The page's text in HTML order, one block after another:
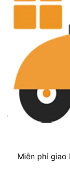
Miễn phí giao